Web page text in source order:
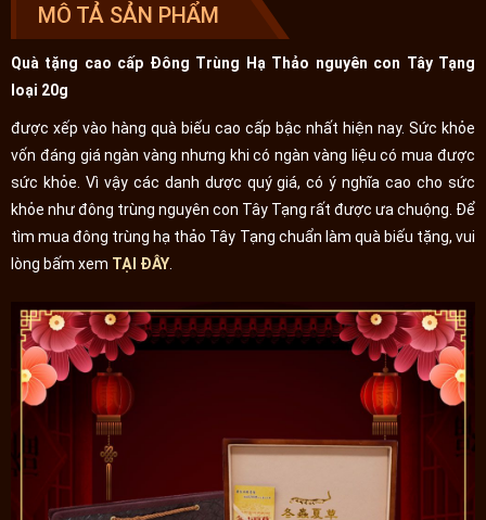
MÔ TẢ SẢN PHẨM
Quà tặng cao cấp Đông Trùng Hạ Thảo nguyên con Tây Tạng
loại 20g
được xếp vào hàng quà biếu cao cấp bậc nhất hiện nay. Sức khỏe
vốn đáng giá ngàn vàng nhưng khi có ngàn vàng liệu có mua được
sức khỏe. Vì vậy các danh dược quý giá, có ý nghĩa cao cho sức
khỏe như đông trùng nguyên con Tây Tạng rất được ưa chuộng. Để
tìm mua đông trùng hạ thảo Tây Tạng chuẩn làm quà biếu tặng, vui
lòng bấm xem TẠI ĐÂY